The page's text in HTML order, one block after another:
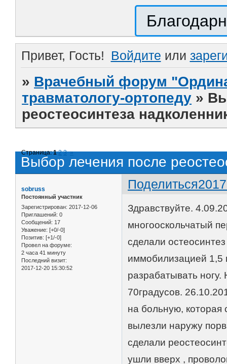
Привет, Гость! Войдите или
» Врачебный форум
травматологу-ортопеду »
реостеосинтеза
Выбор лечения после
Страница:1 2 3 »
Поделиться
sobruss
Постоянный участник
Зарегистрирован: 2017-12-06
Приглашений: 0
Сообщений: 17
Уважение: [+0/-0]
Позитив: [+1/-0]
Провел на форуме:
2 часа 41 минуту
Последний визит:
2017-12-20 15:30:52
Здравствуйте.
многооскольчатый
сделали
иммобилизацией 1,5
разрабатывать
70градусов.
на больную, которая
вылезли наружу
сделали
ушли вверх ,